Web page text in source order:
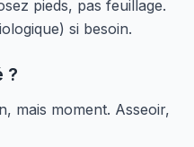
pieds, pas feuillage.
si besoin.
?
mais moment. Asseoir,